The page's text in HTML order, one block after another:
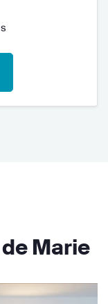
de Marie